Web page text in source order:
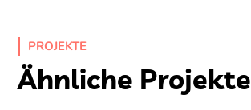
PROJEKTE
Ähnliche Projekte